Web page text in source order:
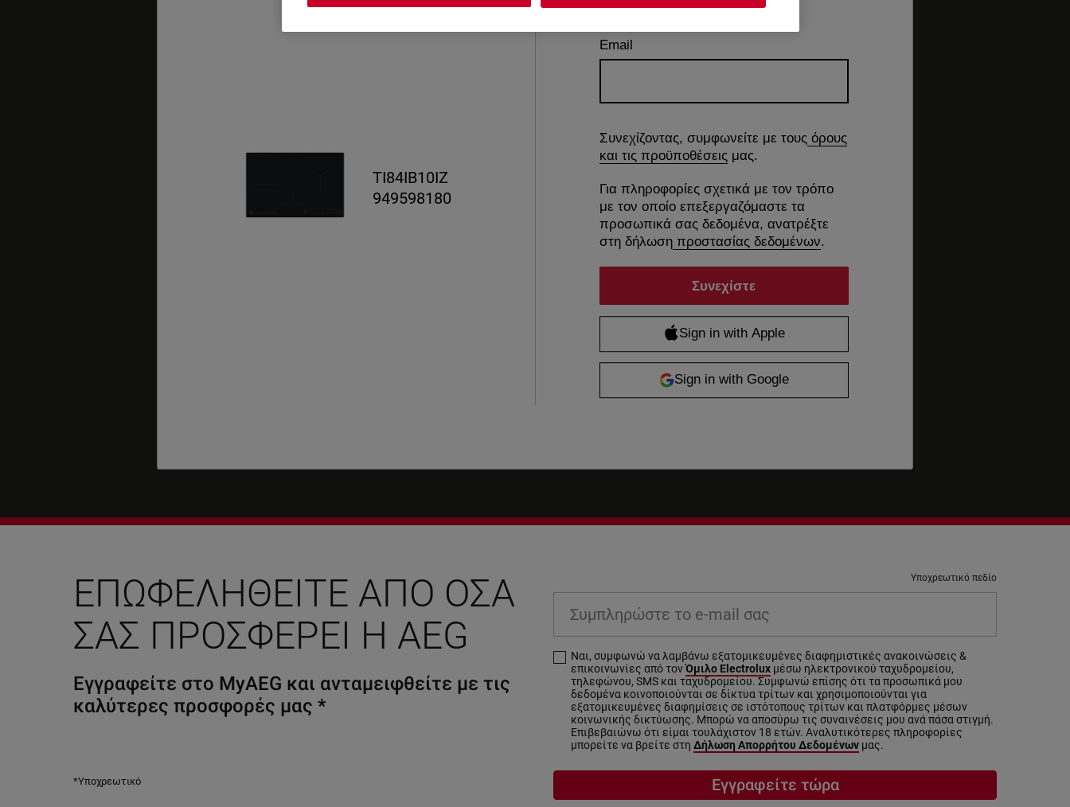
TI84IB10IZ
949598180
Email
Συνεχίζοντας, συμφωνείτε με τους όρους
και τις προϋποθέσεις μας.
Για πληροφορίες σχετικά με τον τρόπο
με τον οποίο επεξεργαζόμαστε τα
προσωπικά σας δεδομένα, ανατρέξτε
στη δήλωσηπροστασίας δεδομένων.
ΕΠΩΦΕΛΗΘΕΊΤΕ ΑΠΌ ΌΣΑ
ΣΑΣ ΠΡΟΣΦΈΡΕΙ Η AEG
Εγγραφείτε στο MyAEG και ανταμειφθείτε με τις
καλύτερες προσφορές μας *
*Υποχρεωτικό
Υποχρεωτικό πεδίο
Ναι, συμφωνώ να λαμβάνω εξατομικευμένες διαφημιστικές ανακοινώσεις &
επικοινωνίες από τονΌμιλο Electrolux μέσω ηλεκτρονικού ταχυδρομείου,
τηλεφώνου, SMS και ταχυδρομείου. Συμφωνώ επίσης ότι τα προσωπικά μου
δεδομένα κοινοποιούνται σε δίκτυα τρίτων και χρησιμοποιούνται για
εξατομικευμένες διαφημίσεις σε ιστότοπους τρίτων και πλατφόρμες μέσων
κοινωνικής δικτύωσης. Μπορώ να αποσύρω τις συναινέσεις μου ανά πάσα στιγμή.
Επιβεβαιώνω ότι είμαι τουλάχιστον 18 ετών. Αναλυτικότερες πληροφορίες
μπορείτε να βρείτε στη Δήλωση Απορρήτου Δεδομένων μας.
Εγγραφείτε τώρα